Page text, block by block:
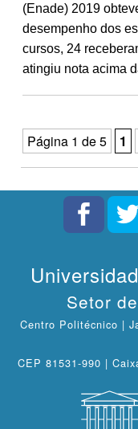
(Enade) 2019
desempenho dos
cursos, 24
atingiu nota acima
Página 1 de 5 1
Setor
Centro Politécnico |
CEP 81531-990 |